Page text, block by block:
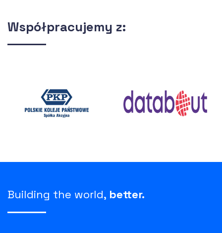
Współpracujemy z:
Building the world, better.